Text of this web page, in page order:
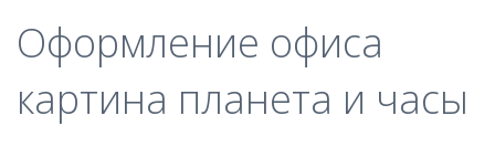
Оформление офиса
картина планета и часы